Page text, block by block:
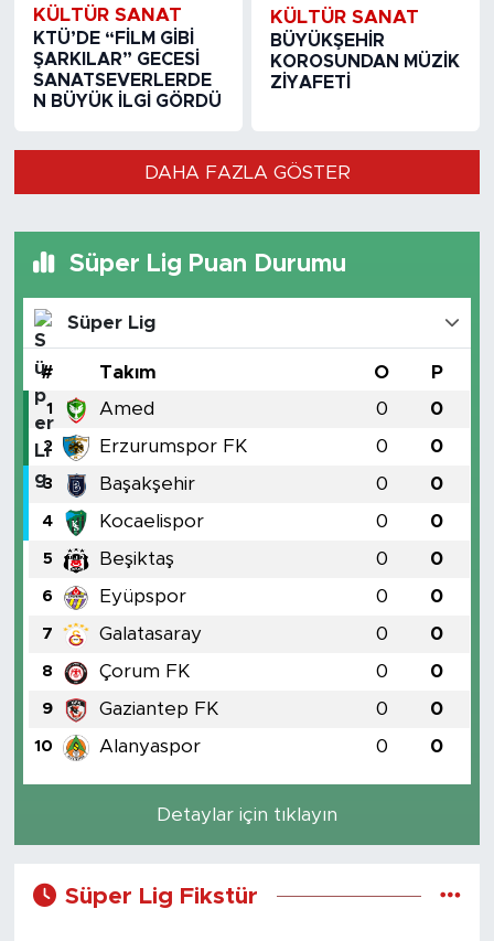
KÜLTÜR SANAT
KTÜ’DE “FİLM GİBİ
ŞARKILAR” GECESİ
SANATSEVERLERDE
N BÜYÜK İLGİ GÖRDÜ
KÜLTÜR SANAT
BÜYÜKŞEHİR
KOROSUNDAN MÜZİK
ZİYAFETİ
DAHA FAZLA GÖSTER
Süper Lig Puan Durumu
Süper Lig
# Takım O P
1 Amed 0 0
2 Erzurumspor FK 0 0
3 Başakşehir 0 0
4 Kocaelispor 0 0
5 Beşiktaş 0 0
6 Eyüpspor 0 0
7 Galatasaray 0 0
8 Çorum FK 0 0
9 Gaziantep FK 0 0
10 Alanyaspor 0 0
Detaylar için tıklayın
Süper Lig Fikstür